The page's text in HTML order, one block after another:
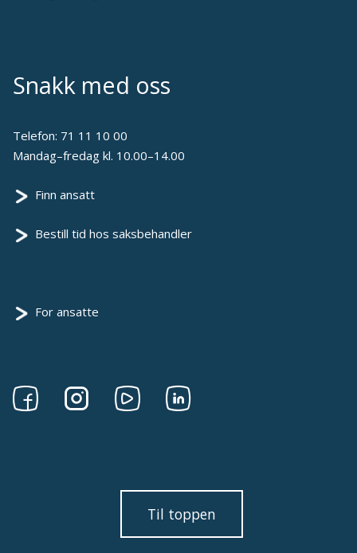
Snakk med oss
Telefon: 71 11 10 00
Mandag–fredag kl. 10.00–14.00
Finn ansatt
Bestill tid hos saksbehandler
For ansatte
Følg
Følg
Følg
Følg
Til toppen